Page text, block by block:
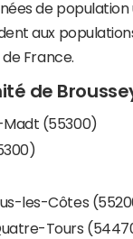
de population
aux
France.
de
Madt (55300)
les-Côtes
Tours